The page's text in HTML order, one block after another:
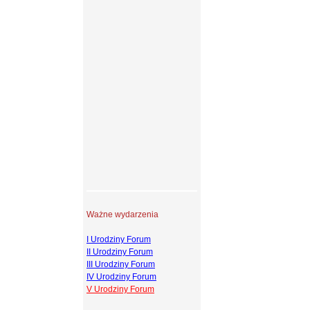
Ważne wydarzenia
I Urodziny Forum
II Urodziny Forum
III Urodziny Forum
IV Urodziny Forum
V Urodziny Forum